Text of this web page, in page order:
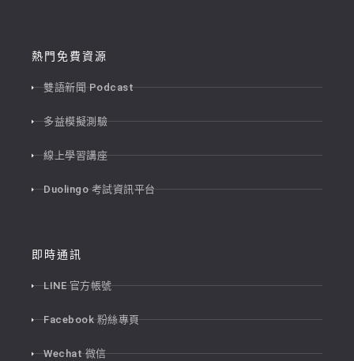
熱門免費資源
雙語新聞 Podcast
多益模擬測驗
線上學習講座
Duolingo 考試資訊平台
即時通訊
LINE 官方帳號
Facebook 粉絲專頁
Wechat 微信